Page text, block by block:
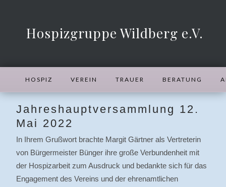
Hospizgruppe Wildberg e.V.
HOSPIZ VEREIN TRAUER BERATUNG
Jahreshauptversammlung 12.
Mai 2022
In Ihrem Grußwort brachte Margit Gärtner als Vertreterin
von Bürgermeister Bünger ihre große Verbundenheit mit
der Hospizarbeit zum Ausdruck und bedankte sich für das
Engagement des Vereins und der ehrenamtlichen